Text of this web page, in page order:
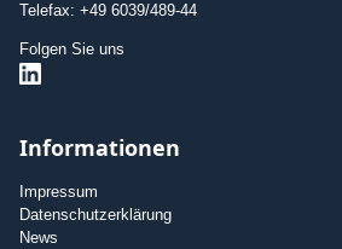
Telefax: +49 6039/489-44
Folgen Sie uns
Informationen
Impressum
Datenschutzerklärung
News